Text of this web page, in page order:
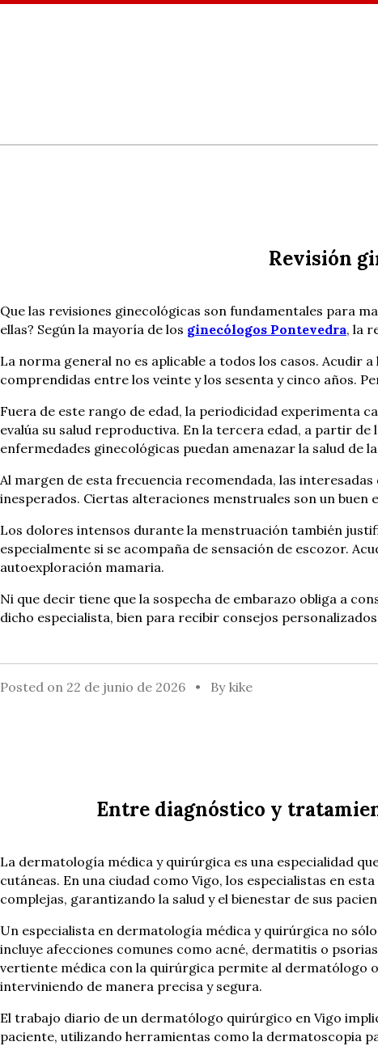
Revisión
Que las revisiones ginecológicas son fundamentales para
ellas? Según la mayoría de los ginecólogos Pontevedra, la
La norma general no es aplicable a todos los casos. Acudir
comprendidas entre los veinte y los sesenta y cinco años.
Fuera de este rango de edad, la periodicidad experimenta
evalúa su salud reproductiva. En la tercera edad, a partir de
enfermedades ginecológicas puedan amenazar la salud de
Al margen de esta frecuencia recomendada, las
inesperados. Ciertas alteraciones menstruales son un
Los dolores intensos durante la menstruación también
especialmente si se acompaña de sensación de escozor.
autoexploración mamaria.
Ni que decir tiene que la sospecha de embarazo obliga a
dicho especialista, bien para recibir consejos
Posted on 22 de junio de 2026 By kike
Entre diagnóstico y
La dermatología médica y quirúrgica es una especialidad
cutáneas. En una ciudad como Vigo, los especialistas en
complejas, garantizando la salud y el bienestar de sus
Un especialista en dermatología médica y quirúrgica no
incluye afecciones comunes como acné, dermatitis o
vertiente médica con la quirúrgica permite al dermatólogo
interviniendo de manera precisa y segura.
El trabajo diario de un dermatólogo quirúrgico en Vigo
paciente, utilizando herramientas como la dermatoscopia